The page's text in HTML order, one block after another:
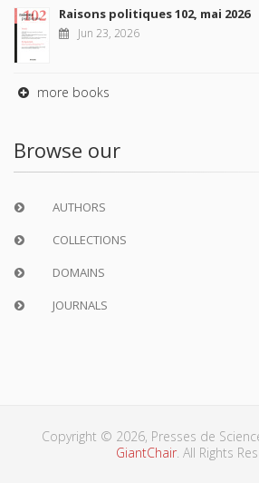
Raisons politiques 102, mai 2026
Jun 23, 2026
more books
Browse our
AUTHORS
COLLECTIONS
DOMAINS
JOURNALS
Copyright © 2026, Presses de
GiantChair. All Rights